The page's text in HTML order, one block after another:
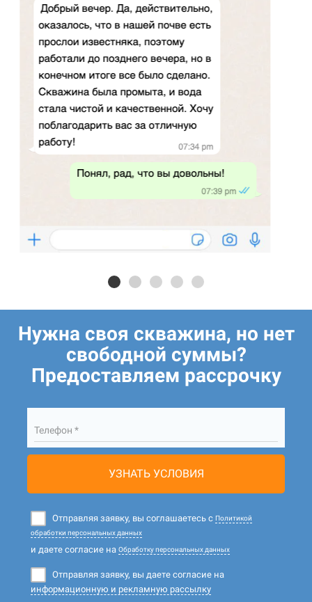
Нужна своя скважина, но нет
свободной суммы?
Предоставляем рассрочку
Телефон *
УЗНАТЬ УСЛОВИЯ
Отправляя заявку, вы соглашаетесь с Политикой
обработки персональных данных
и даете согласие на Обработку персональных данных
Отправляя заявку, вы даете согласие на
информационную и рекламную рассылку